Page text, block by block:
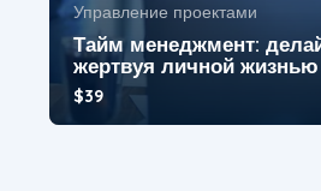
Управление проектами
Тайм менеджмент:
жертвуя личной жизнью
$39